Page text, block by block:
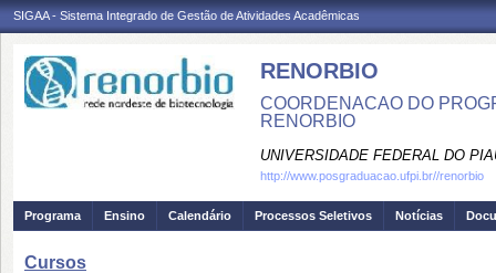
SIGAA - Sistema Integrado de Gestão de Atividades Acadêmicas
RENORBIO
COORDENACAO DO
RENORBIO
UNIVERSIDADE FEDERAL DO
http://www.posgraduacao.ufpi.br//renorbio
Programa Ensino Calendário Processos Seletivos Notícias
Cursos